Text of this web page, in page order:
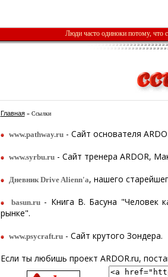
Люди часто одиноки потому, что
Главная» Ссылки
www.pathway.ru- Сайт основателя
www.syrbu.ru- Сайт тренера ARDOR,
Дневник Drive Alienn'а, нашего
basun.ru - Книга В. Басуна "Человек
рынке".
www.psycraft.ru- Сайт крутого Зондера.
Если ты любишь проект ARDOR.ru,